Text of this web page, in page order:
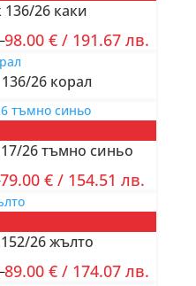
26 каки
98.00€ / 191.67 лв.
26 корал
26 тъмно синьо
79.00€ / 154.51 лв.
26 жълто
89.00€ / 174.07 лв.